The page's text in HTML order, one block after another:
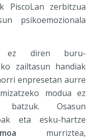
PiscoLan zerbitzua
psikoemozionala
ez diren buru-
zailtasun handiak
enpresetan aurre
modua ez
batzuk. Osasun
eta esku-hartze
murriztea,